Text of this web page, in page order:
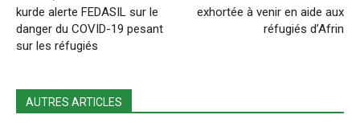
kurde alerte FEDASIL sur le
danger du COVID-19 pesant
sur les réfugiés
exhortée à venir en aide aux
réfugiés d’Afrin
AUTRES ARTICLES